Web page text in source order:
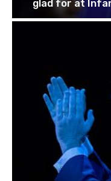
glad for at